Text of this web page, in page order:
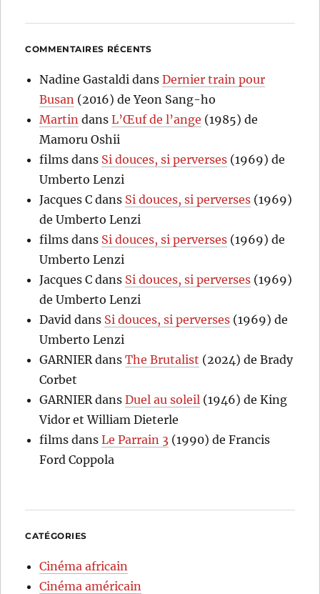
COMMENTAIRES RÉCENTS
Nadine Gastaldi dansDernier train pour
Busan (2016) de Yeon Sang-ho
Martin dansL’Œuf de l’ange (1985) de
Mamoru Oshii
films dans Si douces, si perverses (1969) de
Umberto Lenzi
Jacques C dans Si douces, si perverses (1969)
de Umberto Lenzi
films dans Si douces, si perverses (1969) de
Umberto Lenzi
Jacques C dans Si douces, si perverses (1969)
de Umberto Lenzi
David dans Si douces, si perverses (1969) de
Umberto Lenzi
GARNIER dansThe Brutalist (2024) de Brady
Corbet
GARNIER dansDuel au soleil (1946) de King
Vidor et William Dieterle
films dansLe Parrain 3 (1990) de Francis
Ford Coppola
CATÉGORIES
Cinéma africain
Cinéma américain